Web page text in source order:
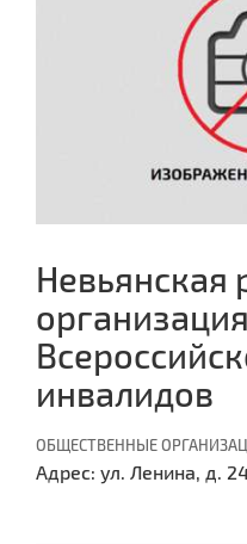
Невьянская
организация
инвалидов
ОБЩЕСТВЕННЫЕ
Адрес: ул. Ленина, д.